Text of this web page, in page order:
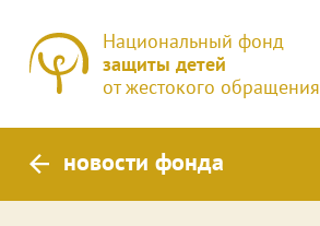
Национальный фонд
защиты детей
от жестокого обращения
новости фонда